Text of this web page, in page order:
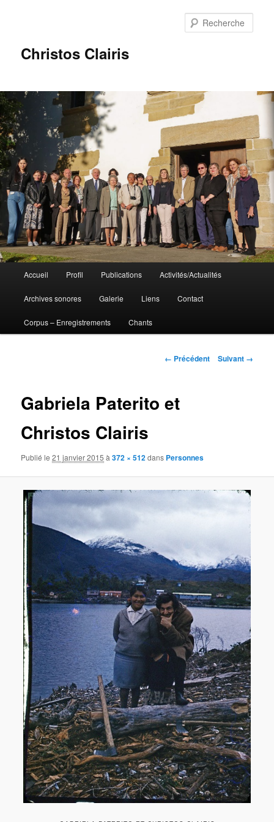
Christos Clairis
principal
Aller
au
contenu
Accueil Profil Publications Activités/Actualités
Archives sonores Galerie Liens Contact
Corpus – Enregistrements Chants
Navigation
← Précédent Suivant →
Gabriela Paterito et
Christos Clairis
Publié le21 janvier 2015 à372 × 512dans Personnes